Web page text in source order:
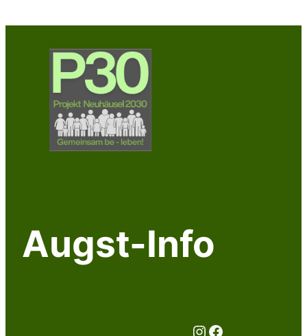
Augst-Info
Instagram
Facebook